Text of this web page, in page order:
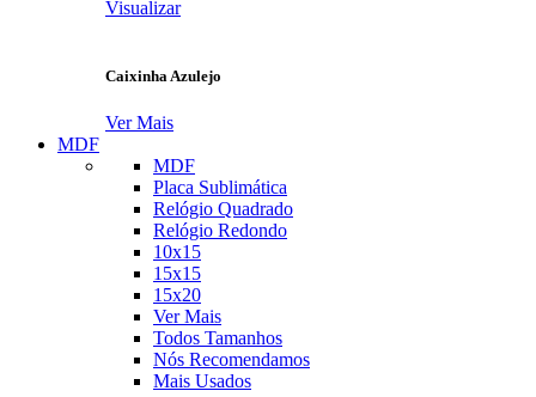
Visualizar
Caixinha Azulejo
Ver Mais
MDF
MDF
Placa Sublimática
Relógio Quadrado
Relógio Redondo
10x15
15x15
15x20
Ver Mais
Todos Tamanhos
Nós Recomendamos
Mais Usados